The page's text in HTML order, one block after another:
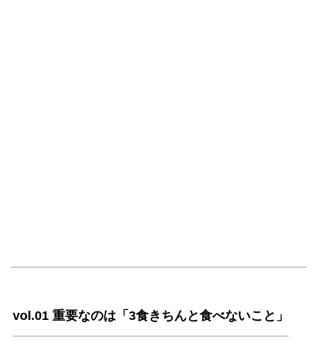
vol.01 重要なのは「3食きちんと食べないこと」